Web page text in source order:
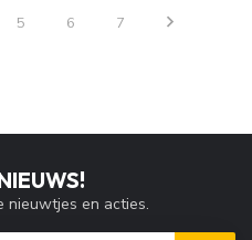
5 6 7
nieuwtjes en acties.